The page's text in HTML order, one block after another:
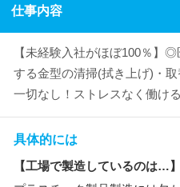
仕事内容
【未経験入社がほぼ100％】
する金型の清掃(拭き上げ)・
一切なし！ストレスなく働ける
具体的には
【工場で製造しているのは…】